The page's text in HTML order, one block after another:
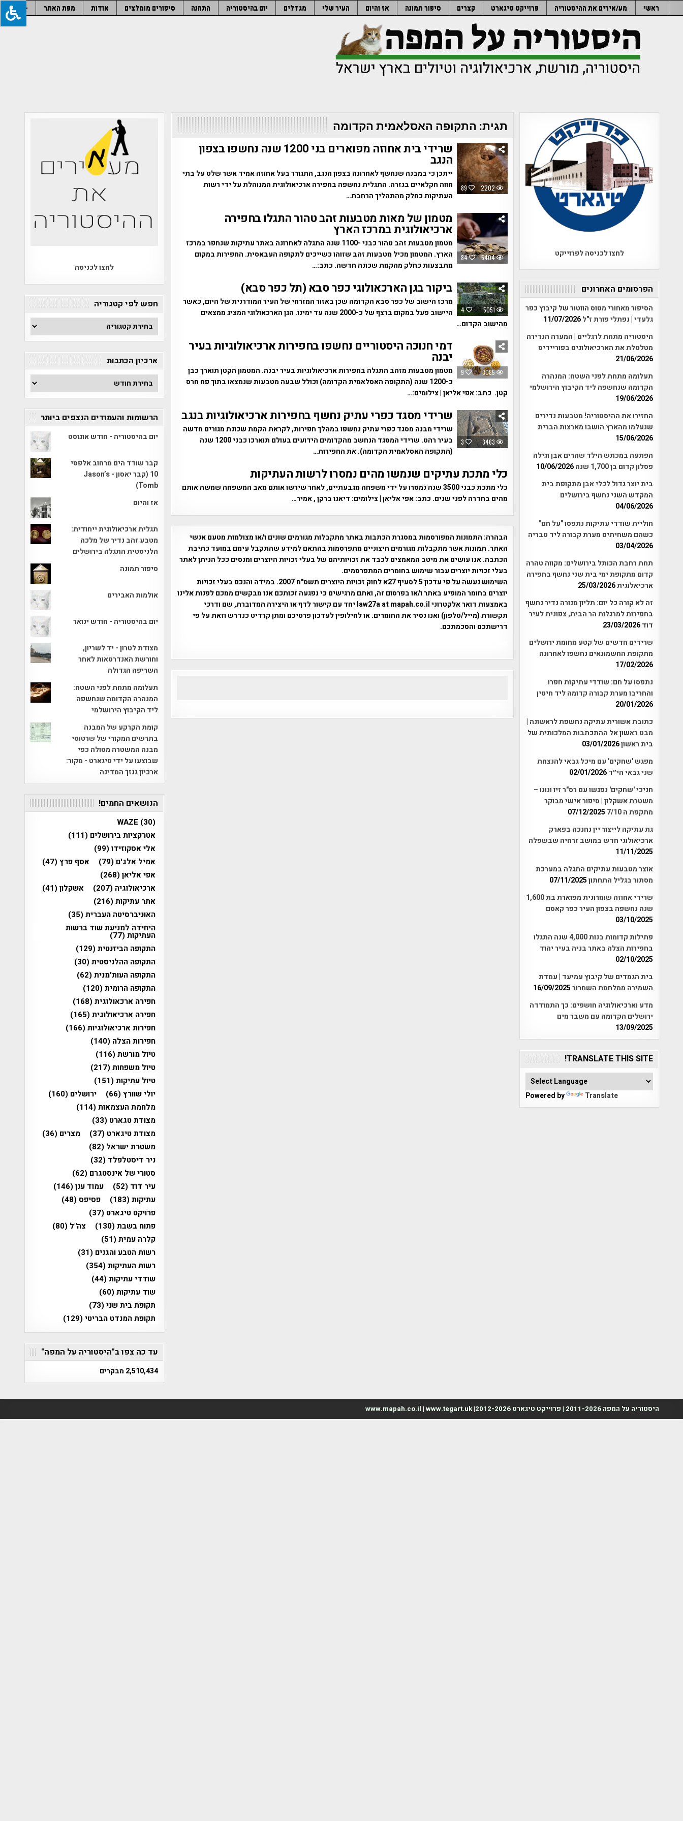
to
ראשי מע/אירים את ההיסטוריה פרוייקט טיגארט קצרים סיפור תמונה אז והיום העיר שלי מגדלים יום בהיסטוריה התחנה סיפורים מומלצים אודות מפת האתר –
תגית: התקופה האסלאמית הקדומה
89 2202
שרידי בית אחוזה מפוארים בני 1200 שנה נחשפו בצפון
הנגב
ייתכן כי במבנה שנחשף לאחרונה בצפון הנגב, התגורר בעל אחוזה אמיד אשר שלט על בתי
חווה חקלאיים בגזרה. התגלית נחשפה בחפירה ארכיאולוגית המנוהלת על ידי רשות
העתיקות כחלק מהתהליך הרחבת…
84 5404
מטמון של מאות מטבעות זהב טהור התגלו בחפירה
ארכיאולוגית במרכז הארץ
מטמון מטבעות זהב טהור כבני -1100 שנה התגלה לאחרונה באתר עתיקות שנחפר במרכז
הארץ. המטמון מכיל מטבעות זהב שזוהו כשייכים לתקופה העבאסית. החפירות במקום
מתבצעות כחלק מהקמת שכונה חדשה. כתב:…
4 5051
ביקור בגן הארכאולוגי כפר סבא (תל כפר סבא)
מרכז הישוב של כפר סבא הקדומה שכן באזור המזרחי של העיר המודרנית של היום, כאשר
היישוב פעל במקום ברצף של כ-2000 שנה עד ימינו. הגן הארכאולוגי המציג ממצאים
מהישוב הקדום…
9 3085
דמי חנוכה היסטוריים נחשפו בחפירות ארכיאולוגיות בעיר
יבנה
מטמון מטבעות מזהב התגלה בחפירות ארכיאולוגיות בעיר יבנה. המטמון הקטן תוארך כבן
כ-1200 שנה (התקופה האסלאמית הקדומה) וכולל שבעה מטבעות שנמצאו בתוך פח חרס
קטן. כתב: אפי אליאן | צילומים:…
3 3463
שרידי מסגד כפרי עתיק נחשף בחפירות ארכיאולוגיות בנגב
שרידי מבנה מסגד כפרי עתיק נחשפו במהלך חפירות, לקראת הקמת שכונת מגורים חדשה
בעיר רהט. שרידי המסגד הנחשב מהקדומים הידועים בעולם תוארכו כבני 1200 שנה
(התקופה האסלאמית הקדומה). את החפירות…
כלי מתכת עתיקים שנמשו מהים נמסרו לרשות העתיקות
כלי מתכת כבני 3500 שנה נמסרו על ידי משפחה מגבעתיים, לאחר שירשו אותם מאב המשפחה שמשה אותם
מהים בחדרה לפני שנים. כתב: אפי אליאן | צילומים: דיאגו ברקן , אמיר…
הבהרה: התמונות המפורסמות במסגרת הכתבות באתר מתקבלות מגורמים שונים ו/או מצולמות מטעם אנשי
האתר. תמונות אשר מתקבלות מגורמים חיצוניים מתפרסמות בהתאם למידע שהתקבל עימם במועד כתיבת
הכתבה. אנו עושים את מיטב המאמצים לכבד את זכויותיהם של בעלי זכויות היוצרים ומנסים ככל הניתן לאתר
בעלי זכויות יוצרים עבור שימוש בחומרים המתפרסמים.
השימוש נעשה על פי עדכון 5 לסעיף 27א לחוק זכויות היוצרים תשס"ח 2007. במידה והנכם בעלי זכויות
יוצרים בחומר המופיע באתר ו/או בפרסום זה, ואתם מרגישים כי נפגעה זכותכם אנו מבקשים ממכם לפנות אלינו
באמצעות דואר אלקטרוני law27a at mapah.co.il יחד עם קישור לדף או היצירה המדוברת, שם ודרכי
תקשורת (מייל/טלפון) ואנו נסיר את החומרים. או לחילופין לעדכון פרטיכם ומתן קרדיט כנדרש וזאת על פי
דרישתכם והסכמתכם.
לחצו לכניסה לפרוייקט
הפרסומים האחרונים
הסיפור מאחורי מטוס הווטור של קיבוץ כפר
גלעדי | נפתלי פורת ז"ל11/07/2026
היסטוריה מתחת לרגליים | המערה הנדירה
מטלטלת את הארכיאולוגים בפוריידיס
21/06/2026
תעלומה מתחת לפני השטח: המנהרה
הקדומה שנחשפה ליד הקיבוץ הירושלמי
19/06/2026
החזירו את ההיסטוריה! מטבעות נדירים
שנעלמו מהארץ הושבו מארצות הברית
15/06/2026
הפתעה במכתש הילד שהרים אבן וגילה
פסלון קדום בן 1,700 שנה
10/06/2026
בית יוצר גדול לכלי אבן מתקופת בית
המקדש השני נחשף בירושלים
04/06/2026
חוליית שודדי עתיקות נתפסו "על חם"
כשהם משחיתים מערת קבורה ליד טבריה
03/04/2026
תחת רחבת הכותל בירושלים: מקווה טהרה
קדום מתקופת ימי בית שני נחשף בחפירה
ארכיאלוגית25/03/2026
זה לא קורה כל יום: תליון מנורה נדיר נחשף
בחפירות למרגלות הר הבית, צפונית לעיר
דוד23/03/2026
שרידים חדשים של קטע מחומת ירושלים
מתקופת החשמונאים נחשפו לאחרונה
17/02/2026
נתפסו על חם: שודדי עתיקות חפרו
והחריבו מערת קבורה קדומה ליד חיטין
20/01/2026
כתובת אשורית עתיקה נחשפת לראשונה |
מבט ראשון אל ההתכתבות המלכותית של
בית ראשון03/01/2026
מפגש 'שחקים' עם מיכל גבאי להנצחת
שני גבאי הי״ד02/01/2026
חניכי 'שחקים' נפגשו עם רס"ר זיו ונונו –
משטרת אשקלון | סיפור אישי מבוקר
מתקפת ה 7/10
07/12/2025
גת עתיקה לייצור יין נחנכה בפארק
ארכיאולוגי חדש במושב זרחיה שבשפלה
11/11/2025
אוצר מטבעות עתיקים התגלה במערכת
מסתור בגליל התחתון07/11/2025
שרידי אחוזה שומרונית מפוארת בת 1,600
שנה נחשפה בצפון העיר כפר קאסם
03/10/2025
פתילות קדומות בנות 4,000 שנה התגלו
בחפירות הצלה באתר בניה בעיר יהוד
02/10/2025
בית הגמדים של קיבוץ עמיעד | עמדת
השמירה ממלחמת השחרור16/09/2025
מדע וארכיאולוגיה חושפים: כך התמודדה
ירושלים הקדומה עם משבר מים
13/09/2025
TRANSLATE THIS SITE!
Powered by Translate
לחצו לכניסה
חפש לפי קטגוריה
חפש
לפי
קטגוריה
ארכיון הכתבות
ארכיון
הכתבות
הרשומות והעמודים הנצפים ביותר
יום בהיסטוריה - חודש אוגוסט
קבר שודד הים מרחוב אלפסי
10 (קבר יאסון - Jason’s
Tomb)
אז והיום
תגלית ארכיאולוגית ייחודית:
מטבע זהב נדיר של מלכה
הלניסטית התגלה בירושלים
סיפור תמונה
אולמות האבירים
יום בהיסטוריה - חודש ינואר
מצודת לטרון - יד לשריון,
וחורשת האנדרטאות לאחר
השריפה הגדולה
תעלומה מתחת לפני השטח:
המנהרה הקדומה שנחשפה
ליד הקיבוץ הירושלמי
קומת הקרקע של המבנה
בתרשים המקורי של שרטוטי
מבנה המשטרה מטולה כפי
שבוצעו על ידי טיגארט - מקור:
ארכיון גנזך המדינה
הנושאים החמים!
WAZE (30)
אטרקציות בירושלים (111)
אלי אסקוזידו(99)
אמיל אלג'ם (79) אסף פרץ(47)
אפי אליאן(268)
ארכיאולוגיה (207) אשקלון(41)
אתר עתיקות(216)
האוניברסיטה העברית(35)
היחידה למניעת שוד ברשות
העתיקות(77)
התקופה הביזנטית(129)
התקופה ההלניסטית(30)
התקופה העות'מנית(62)
התקופה הרומית(120)
חפירה ארכאולוגית(168)
חפירה ארכיאולוגית(165)
חפירות ארכיאולוגיות(166)
חפירות הצלה (140)
טיול מורשת(116)
טיול משפחות(217)
טיול עתיקות(151)
יולי שוורץ(66) ירושלים (160)
מלחמת העצמאות(114)
מצודת טגארט (33)
מצודת טיגארט (37) מצרים (36)
משטרת ישראל (82)
ניר דיסטלפלד (32)
סטורי של אינסטגרם (62)
עיר דוד (52) עמוד ענן(146)
עתיקות(183) פסיפס(48)
פרויקט טיגארט (37)
פתוח בשבת(130) צה"ל (80)
קלרה עמית(51)
רשות הטבע והגנים (31)
רשות העתיקות(354)
שודדי עתיקות(44)
שוד עתיקות(60)
תקופת בית שני(73)
תקופת המנדט הבריטי(129)
עד כה צפו ב"היסטוריה על המפה"
2,510,434 מבקרים
היסטוריה על המפה 2011-2026 | פרוייקט טיגארט 2012-2026| www.mapah.co.il | www.tegart.uk